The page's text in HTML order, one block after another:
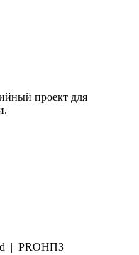
проект для
| PROНПЗ